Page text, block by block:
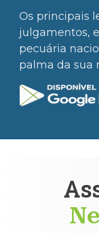
Os principais
julgamentos,
pecuária
palma da sua